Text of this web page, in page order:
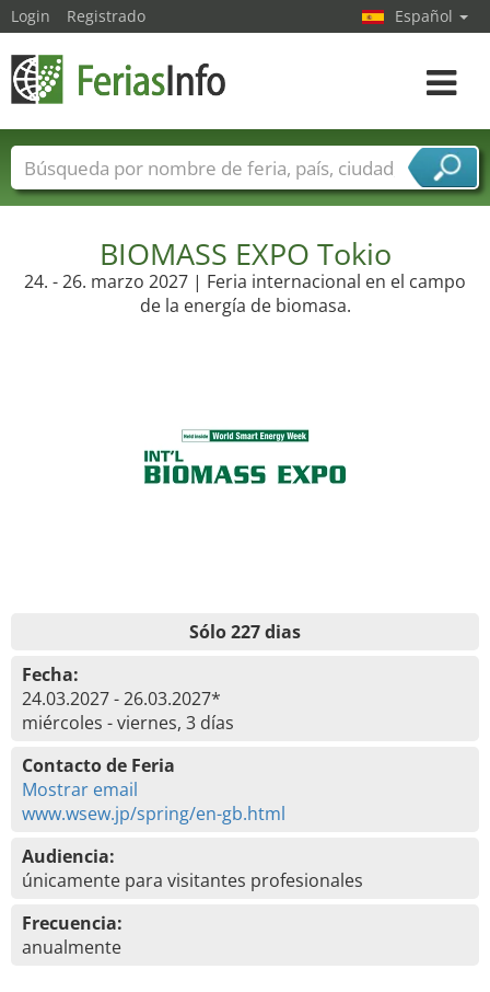
BIOMASS EXPO Tokio
24. - 26. marzo 2027 | Feria internacional en el campo
de la energía de biomasa.
Sólo 227 dias
Fecha:
24.03.2027 - 26.03.2027*
miércoles - viernes, 3 días
Contacto de Feria
Mostrar email
www.wsew.jp/spring/en-gb.html
Audiencia:
únicamente para visitantes profesionales
Frecuencia:
anualmente
Login Registrado Español
toggle
Nombres de ferias Países
Ciudades
Sectores de proveedor de servicios